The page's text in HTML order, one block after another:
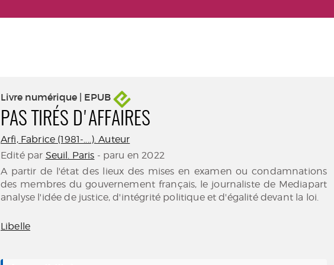
Livre numérique | EPUB
PAS TIRÉS D'AFFAIRES
Arfi, Fabrice (1981-....). Auteur
Edité par Seuil. Paris - paru en 2022
A partir de l'état des lieux des mises en examen ou condamnations
des membres du gouvernement français, le journaliste de Mediapart
analyse l'idée de justice, d'intégrité politique et d'égalité devant la loi.
Libelle